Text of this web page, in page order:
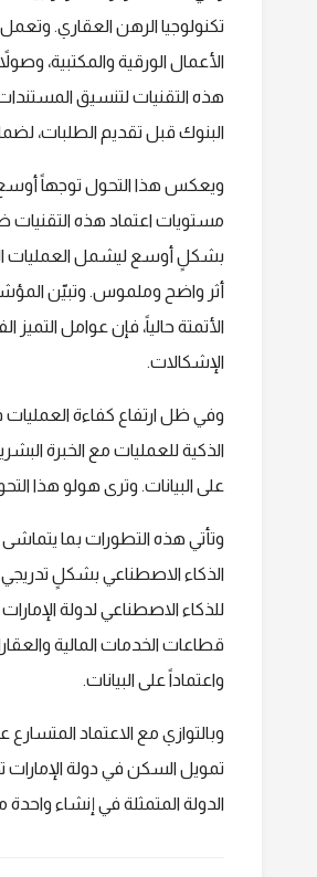
الأعمال الورقية والمكتبية،
هذه التقنيات لتنسيق
البنوك قبل تقديم الطلبات،
ويعكس هذا التحول توجهاً أوسع
بشكلٍ أوسع ليشمل العمليات
أثر واضح وملموس. وتبيّن
الأتمتة حالياً، فإن عوامل
الإشكالات.
وفي ظل ارتفاع كفاءة العمليات
الذكية للعمليات مع الخبرة
على البيانات. وترى هولو هذا
وتأتي هذه التطورات بما
الذكاء الاصطناعي بشكلٍ تدريجي
قطاعات الخدمات المالية
واعتماداً على البيانات.
وبالتوازي مع الاعتماد
تمويل السكن في دولة الإمارات
الدولة المتمثلة في إنشاء